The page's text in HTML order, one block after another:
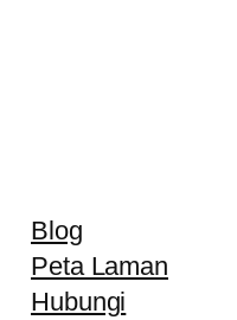
Blog
Peta Laman
Hubungi